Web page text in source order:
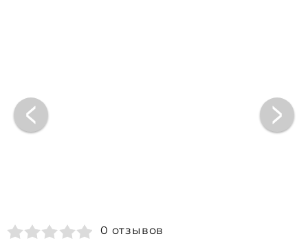
0 отзывов